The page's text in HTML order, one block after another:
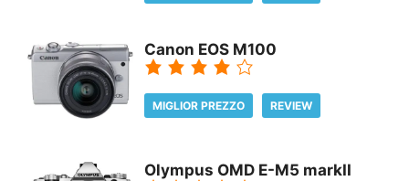
Canon EOS M100
MIGLIOR PREZZO REVIEW
Olympus OMD E-M5 markII